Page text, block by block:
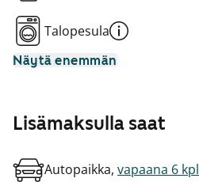
Talopesula
Näytä enemmän
Lisämaksulla saat
Autopaikka, vapaana 6 kpl